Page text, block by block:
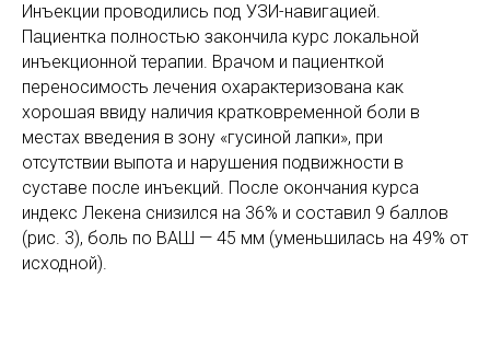
Инъекции проводились под УЗИ-навигацией.
Пациентка полностью закончила курс локальной
инъекционной терапии. Врачом и пациенткой
переносимость лечения охарактеризована как
хорошая ввиду наличия кратковременной боли в
местах введения в зону «гусиной лапки», при
отсутствии выпота и нарушения подвижности в
суставе после инъекций. После окончания курса
индекс Лекена снизился на 36% и составил 9 баллов
(рис. 3), боль по ВАШ — 45 мм (уменьшилась на 49% от
исходной).